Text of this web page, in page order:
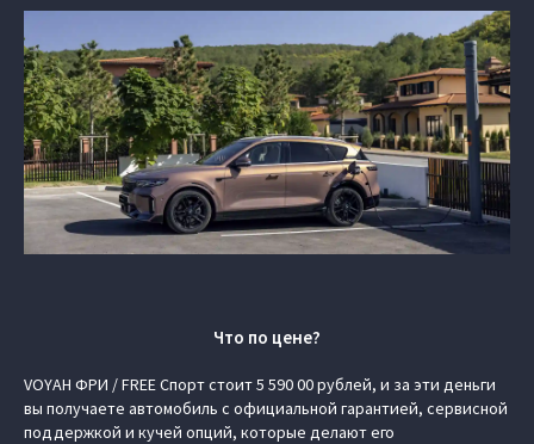
Что по цене?
VOYAH ФРИ / FREE Спорт стоит 5 590 00 рублей, и за эти деньги
вы получаете автомобиль с официальной гарантией, сервисной
поддержкой и кучей опций, которые делают его